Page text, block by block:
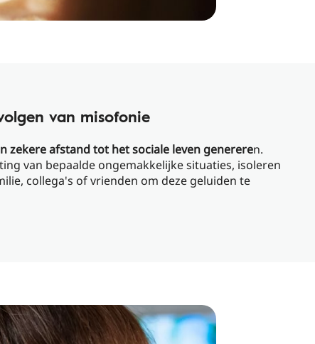
van misofonie
zekere afstand tot het sociale leven genereren.
van bepaalde ongemakkelijke situaties, isoleren
collega's of vrienden om deze geluiden te